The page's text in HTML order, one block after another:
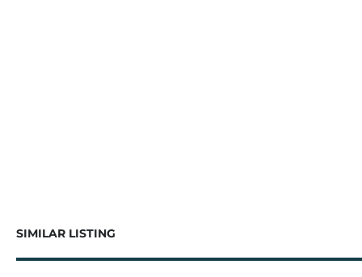
SIMILAR LISTING